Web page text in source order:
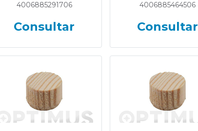
4006885291706
Consultar
4006885464506
Consultar